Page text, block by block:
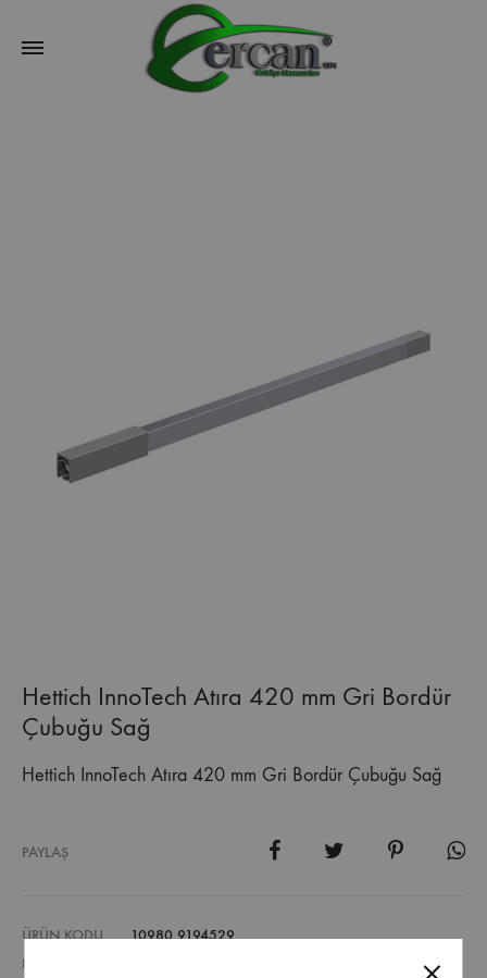
Hettich InnoTech Atıra 420 mm Gri Bordür
Çubuğu Sağ
Hettich InnoTech Atıra 420 mm Gri Bordür Çubuğu Sağ
PAYLAŞ
ÜRÜN KODU
10980.9194529
KATEGORI